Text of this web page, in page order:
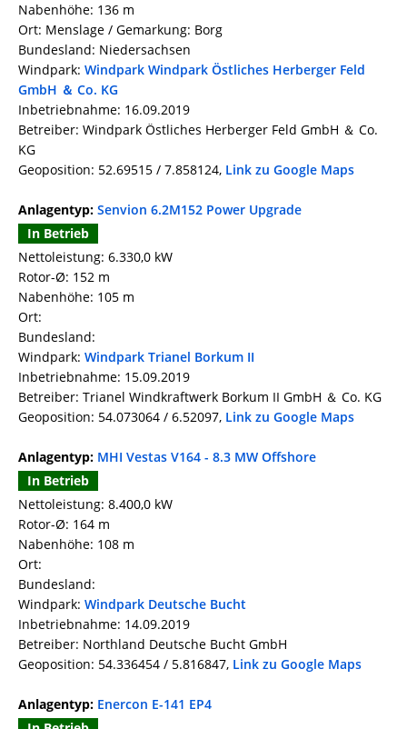
Nabenhöhe: 136 m
Ort: Menslage / Gemarkung: Borg
Bundesland: Niedersachsen
Windpark: Windpark Windpark Östliches Herberger Feld
GmbH ＆ Co. KG
Inbetriebnahme: 16.09.2019
Betreiber: Windpark Östliches Herberger Feld GmbH ＆ Co.
KG
Geoposition: 52.69515 / 7.858124, Link zu Google Maps
Anlagentyp: Senvion 6.2M152 Power Upgrade
In Betrieb
Nettoleistung: 6.330,0 kW
Rotor-Ø: 152 m
Nabenhöhe: 105 m
Ort:
Bundesland:
Windpark: Windpark Trianel Borkum II
Inbetriebnahme: 15.09.2019
Betreiber: Trianel Windkraftwerk Borkum II GmbH ＆ Co. KG
Geoposition: 54.073064 / 6.52097, Link zu Google Maps
Anlagentyp: MHI Vestas V164 - 8.3 MW Offshore
In Betrieb
Nettoleistung: 8.400,0 kW
Rotor-Ø: 164 m
Nabenhöhe: 108 m
Ort:
Bundesland:
Windpark: Windpark Deutsche Bucht
Inbetriebnahme: 14.09.2019
Betreiber: Northland Deutsche Bucht GmbH
Geoposition: 54.336454 / 5.816847, Link zu Google Maps
Anlagentyp: Enercon E-141 EP4